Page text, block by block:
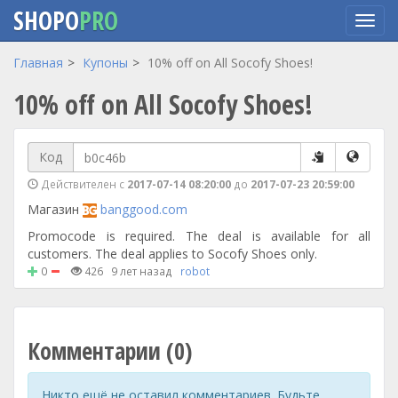
Перейти
основному
содержанию
SHOPOPRO
Главная Купоны 10% off on All Socofy Shoes!
10% off on All Socofy Shoes!
Код
Действителен с 2017-07-14 08:20:00 до 2017-07-23 20:59:00
Магазин
banggood.com
Promocode is required. The deal is available for all
customers. The deal applies to Socofy Shoes only.
0 426 9 лет назад robot
Комментарии (0)